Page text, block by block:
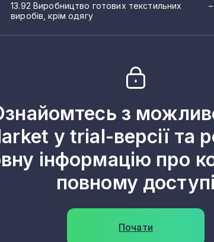
13.92 Виробництво готових текстильних
виробів, крім одягу
–
з
у trial-версії та
інформацію про
повному доступі
Почати